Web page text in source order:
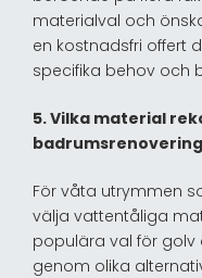
materialval och
en kostnadsfri offert
specifika behov och
5. Vilka material
För våta utrymmen
välja vattentåliga
populära val för golv
genom olika